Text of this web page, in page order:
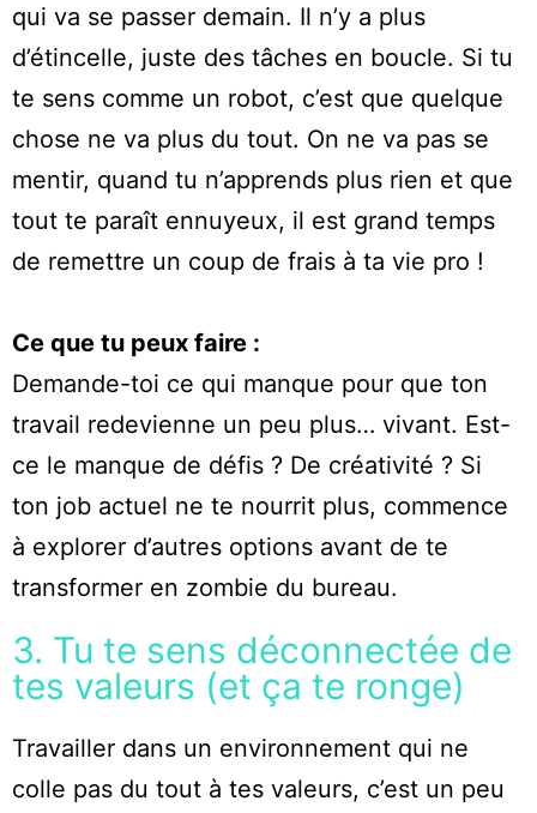
qui va se passer demain. Il n’y a plus
d’étincelle, juste des tâches en boucle. Si tu
te sens comme un robot, c’est que quelque
chose ne va plus du tout. On ne va pas se
mentir, quand tu n’apprends plus rien et que
tout te paraît ennuyeux, il est grand temps
de remettre un coup de frais à ta vie pro !
Ce que tu peux faire :
Demande-toi ce qui manque pour que ton
travail redevienne un peu plus… vivant. Est-
ce le manque de défis ? De créativité ? Si
ton job actuel ne te nourrit plus, commence
à explorer d’autres options avant de te
transformer en zombie du bureau.
3. Tu te sens déconnectée de
tes valeurs (et ça te ronge)
Travailler dans un environnement qui ne
colle pas du tout à tes valeurs, c’est un peu